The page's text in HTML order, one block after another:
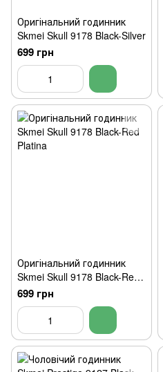
Оригінальний годинник
Skmei Skull 9178 Black-Silver
699 грн
Оригінальний годинник
Skmei Skull 9178 Black-Red
Platina
699 грн